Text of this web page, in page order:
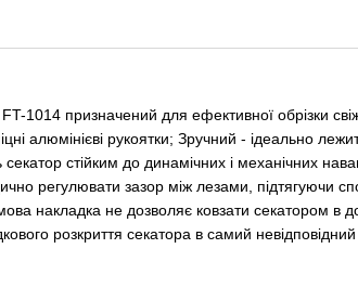
призначений для ефективної обрізки
алюмінієві рукоятки; Зручний - ідеально
секатор стійким до динамічних і механічних
регулювати зазор між лезами, підтягуючи
накладка не дозволяє ковзати секатором
розкриття секатора в самий